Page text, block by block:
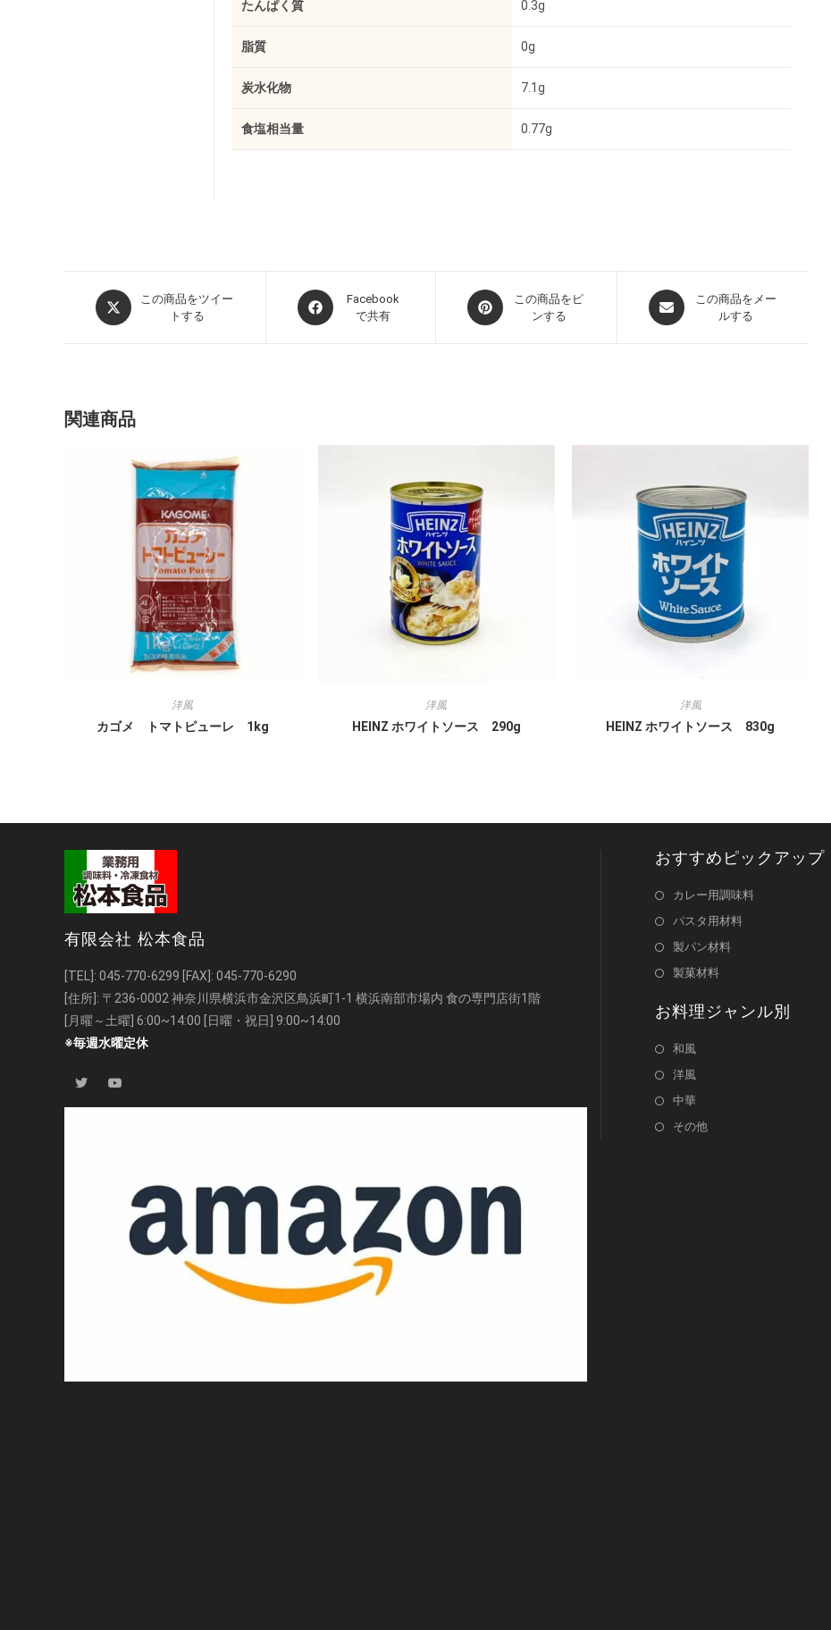
たんぱく質 0.3g
脂質 0g
炭水化物 7.1g
食塩相当量 0.77g
この商品をツイー
トする
Facebook
で共有
この商品をピ
ンする
この商品をメー
ルする
関連商品
洋風
カゴメ トマトピューレ 1kg
洋風
HEINZ ホワイトソース 290g
洋風
HEINZ ホワイトソース 830g
有限会社 松本食品
[TEL]: 045-770-6299 [FAX]: 045-770-6290
[住所]: 〒236-0002 神奈川県横浜市金沢区鳥浜町1-1 横浜南部市場内 食の専門店街1階
[月曜～土曜] 6:00~14:00 [日曜・祝日] 9:00~14:00
※毎週水曜定休
おすすめピックアップ
カレー用調味料
パスタ用材料
製パン材料
製菓材料
お料理ジャンル別
和風
洋風
中華
その他